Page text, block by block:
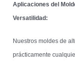
Aplicaciones del
Versatilidad:
Nuestros moldes de
prácticamente